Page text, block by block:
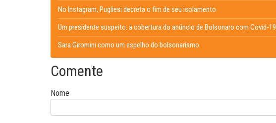
No Instagram, Pugliesi decreta o fim de seu isolamento
Um presidente suspeito: a cobertura do anúncio de Bolsonaro com Covid-19
Sara Giromini como um espelho do bolsonarismo
Comente
Nome